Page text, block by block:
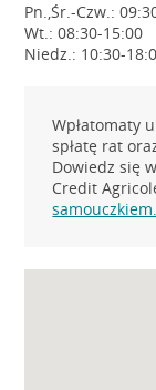
Pn.,Śr.-Czw.:
Wt.: 08:30-15:00
Niedz.: 10:30-
Wpłatomaty
spłatę rat
Dowiedz się
Credit
samouczkiem.